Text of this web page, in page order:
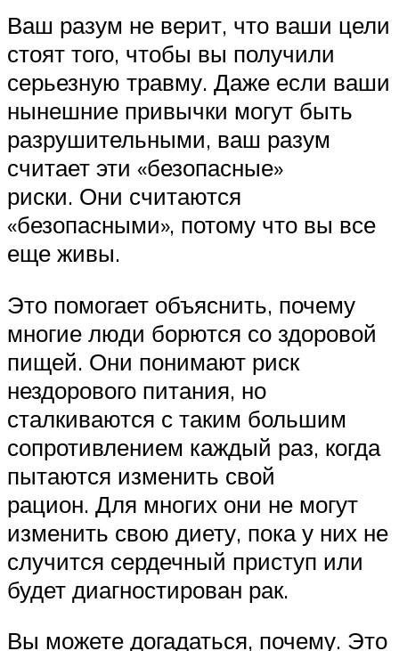
Ваш разум не верит, что ваши цели
стоят того, чтобы вы получили
серьезную травму. Даже если ваши
нынешние привычки могут быть
разрушительными, ваш разум
считает эти «безопасные»
риски. Они считаются
«безопасными», потому что вы все
еще живы.
Это помогает объяснить, почему
многие люди борются со здоровой
пищей. Они понимают риск
нездорового питания, но
сталкиваются с таким большим
сопротивлением каждый раз, когда
пытаются изменить свой
рацион. Для многих они не могут
изменить свою диету, пока у них не
случится сердечный приступ или
будет диагностирован рак.
Вы можете догадаться, почему. Это